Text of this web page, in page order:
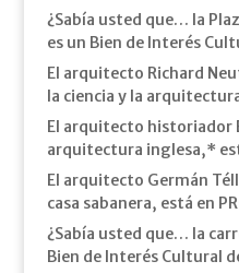
¿Sabía usted que… la
es un Bien de Interés
El arquitecto Richard
la ciencia y la
El arquitecto historiador
arquitectura inglesa,*
El arquitecto Germán
casa sabanera, está en
¿Sabía usted que… la
Bien de Interés Cultural